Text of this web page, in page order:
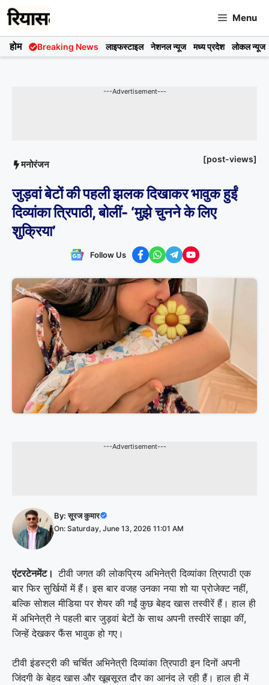
Skip
to
content
Menu
होम Breaking News लाइफस्टाइल नेशनल न्यूज मध्य प्रदेश लोकल न्यूज
---Advertisement---
मनोरंजन [post-views]
जुड़वां बेटों की पहली झलक दिखाकर भावुक हुईं
दिव्यांका त्रिपाठी, बोलीं- ‘मुझे चुनने के लिए
शुक्रिया’
Follow Us
---Advertisement---
By:सूरज कुमार
On: Saturday, June 13, 2026 11:01 AM
एंटरटेनमेंट।टीवी जगत की लोकप्रिय अभिनेत्री दिव्यांका त्रिपाठी एक
बार फिर सुर्खियों में हैं। इस बार वजह उनका नया शो या प्रोजेक्ट नहीं,
बल्कि सोशल मीडिया पर शेयर की गईं कुछ बेहद खास तस्वीरें हैं। हाल ही
में अभिनेत्री ने पहली बार जुड़वां बेटों के साथ अपनी तस्वीरें साझा कीं,
जिन्हें देखकर फैंस भावुक हो गए।
टीवी इंडस्ट्री की चर्चित अभिनेत्री दिव्यांका त्रिपाठी इन दिनों अपनी
जिंदगी के बेहद खास और खूबसूरत दौर का आनंद ले रही हैं। हाल ही में